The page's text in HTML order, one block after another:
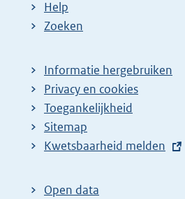
Help
Zoeken
Informatie hergebruiken
Privacy en cookies
Toegankelijkheid
Sitemap
E
t
Kwetsbaarheid melden
Open data